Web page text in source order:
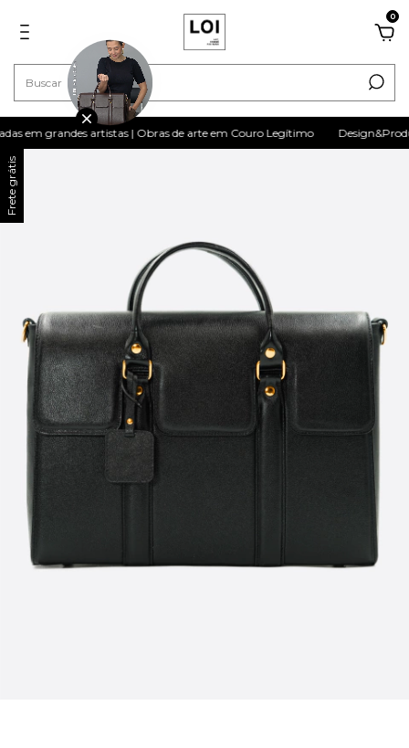
0
grandes artistas | Obras de arte em Couro Legítimo
Frete grátis